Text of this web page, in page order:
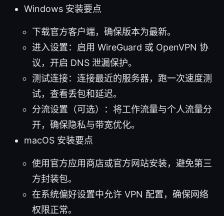
Windows 安装要点
下载官方客户端，确保版本为最新。
进入设置：启用 WireGuard 或 OpenVPN 协
议，开启 DNS 泄漏保护。
测试连接：连接最近的服务器，跑一次速度测
试，查看丢包和延迟。
分流设置（可选）：将工作流量与个人流量分
开，确保隐私与带宽优化。
macOS 安装要点
使用官方应用商店或官方网站安装，避免第三
方封装包。
在系统偏好设置中允许 VPN 配置，确保网络
权限正常。